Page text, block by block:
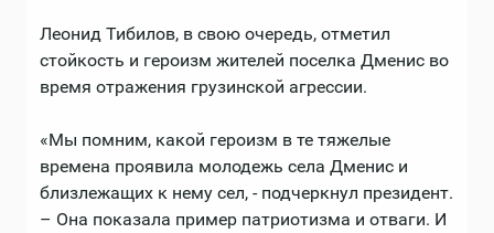
Леонид Тибилов, в свою очередь, отметил
стойкость и героизм жителей поселка Дменис во
время отражения грузинской агрессии.
«Мы помним, какой героизм в те тяжелые
времена проявила молодежь села Дменис и
близлежащих к нему сел, - подчеркнул президент.
– Она показала пример патриотизма и отваги. И